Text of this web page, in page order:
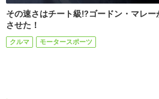
その速さはチート級!?ゴードン・マレー
させた！
クルマ モータースポーツ